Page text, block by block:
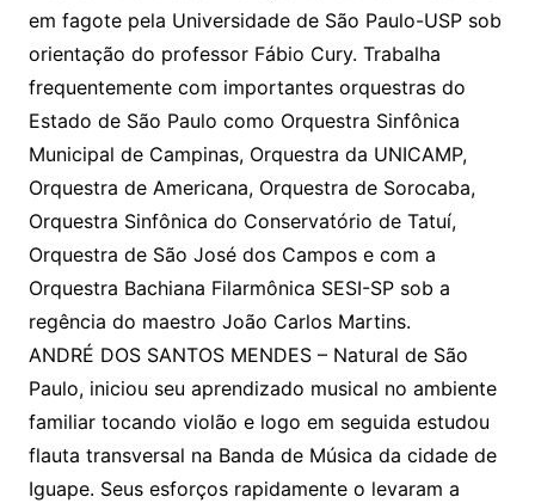
em fagote pela Universidade de São Paulo-USP sob
orientação do professor Fábio Cury. Trabalha
frequentemente com importantes orquestras do
Estado de São Paulo como Orquestra Sinfônica
Municipal de Campinas, Orquestra da UNICAMP,
Orquestra de Americana, Orquestra de Sorocaba,
Orquestra Sinfônica do Conservatório de Tatuí,
Orquestra de São José dos Campos e com a
Orquestra Bachiana Filarmônica SESI-SP sob a
regência do maestro João Carlos Martins.
ANDRÉ DOS SANTOS MENDES – Natural de São
Paulo, iniciou seu aprendizado musical no ambiente
familiar tocando violão e logo em seguida estudou
flauta transversal na Banda de Música da cidade de
Iguape. Seus esforços rapidamente o levaram a